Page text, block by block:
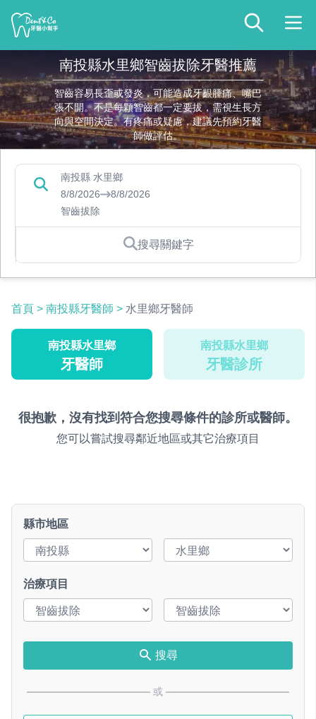
南投縣水里鄉智齒拔除牙醫推薦
智齒容易長歪或發炎，可能造成牙齦腫痛、嘴巴
張不開。不是每顆智齒都一定要拔，需視生長方
向與空間決定。有疼痛或疑慮，建議先預約牙醫
師做評估。
南投縣 水里鄉
8/8/2026
8/8/2026
智齒拔除
搜尋關鍵字
首頁 > 南投縣牙醫師 > 水里鄉牙醫師
南投縣水里鄉
牙醫師
南投縣水里鄉
牙醫診所
很抱歉，沒有找到符合您搜尋條件的診所或醫師。
您可以嘗試搜尋鄰近地區或其它治療項目
縣市地區
治療項目
搜尋
或